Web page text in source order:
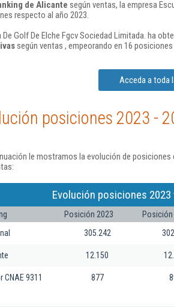
de Alicante según ventas, la empresa
respecto al año 2023.
De Golf De Elche Fgcv Sociedad Limitada. ha
según ventas , empeorando en 16
Acceda a toda
posiciones 2023 -
le mostramos la evolución de posiciones
Evolución posiciones
Posición 2023 Posición
305.242
12.150
CNAE 9311 877